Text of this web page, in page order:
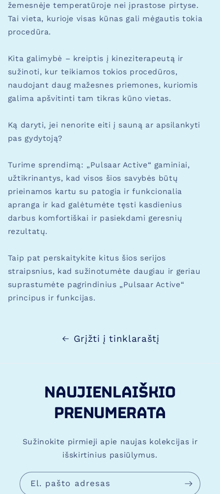
žemesnėje temperatūroje nei įprastose pirtyse.
Tai vieta, kurioje visas kūnas gali mėgautis tokia
procedūra.
Kita galimybė – kreiptis į kineziterapeutą ir
sužinoti, kur teikiamos tokios procedūros,
naudojant daug mažesnes priemones, kuriomis
galima apšvitinti tam tikras kūno vietas.
Ką daryti, jei nenorite eiti į sauną ar apsilankyti
pas gydytoją?
Turime sprendimą: „Pulsaar Active“ gaminiai,
užtikrinantys, kad visos šios savybės būtų
prieinamos kartu su patogia ir funkcionalia
apranga ir kad galėtumėte tęsti kasdienius
darbus komfortiškai ir pasiekdami geresnių
rezultatų.
Taip pat perskaitykite kitus šios serijos
straipsnius, kad sužinotumėte daugiau ir geriau
suprastumėte pagrindinius „Pulsaar Active“
principus ir funkcijas.
Grįžti į tinklaraštį
,blank
NAUJIENLAIŠKIO
PRENUMERATA
Sužinokite pirmieji apie naujas kolekcijas ir
išskirtinius pasiūlymus.
El. pašto adresas